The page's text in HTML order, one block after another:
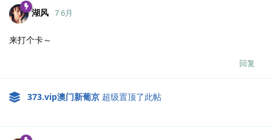
湖风 7 6月
来打个卡～
回复
373.​vip澳门新葡京 超级置顶了此帖